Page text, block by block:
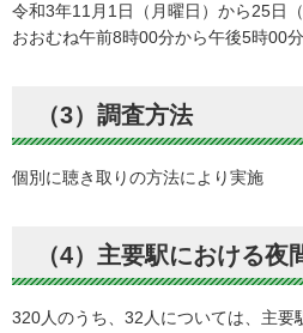
令和3年11月1日（月曜日）から25日
おおむね午前8時00分から午後5時00
（3）調査方法
個別に聴き取りの方法により実施
（4）主要駅における夜
320人のうち、32人については、主要